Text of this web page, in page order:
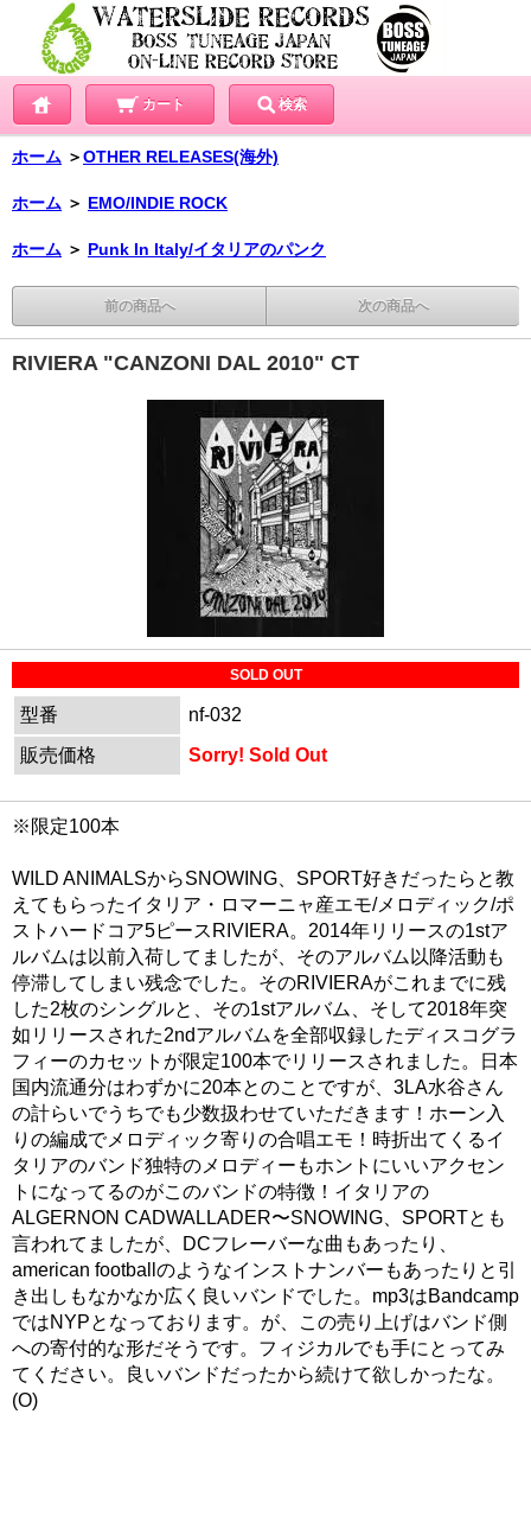
カート 検索
ホーム ＞OTHER RELEASES(海外)
ホーム ＞ EMO/INDIE ROCK
ホーム ＞ Punk In Italy/イタリアのパンク
前の商品へ 次の商品へ
RIVIERA "CANZONI DAL 2010" CT
SOLD OUT
型番
nf-032
販売価格
Sorry! Sold Out
※限定100本
WILD ANIMALSからSNOWING、SPORT好きだったらと教
えてもらったイタリア・ロマーニャ産エモ/メロディック/ポ
ストハードコア5ピースRIVIERA。2014年リリースの1stア
ルバムは以前入荷してましたが、そのアルバム以降活動も
停滞してしまい残念でした。そのRIVIERAがこれまでに残
した2枚のシングルと、その1stアルバム、そして2018年突
如リリースされた2ndアルバムを全部収録したディスコグラ
フィーのカセットが限定100本でリリースされました。日本
国内流通分はわずかに20本とのことですが、3LA水谷さん
の計らいでうちでも少数扱わせていただきます！ホーン入
りの編成でメロディック寄りの合唱エモ！時折出てくるイ
タリアのバンド独特のメロディーもホントにいいアクセン
トになってるのがこのバンドの特徴！イタリアの
ALGERNON CADWALLADER〜SNOWING、SPORTとも
言われてましたが、DCフレーバーな曲もあったり、
american footballのようなインストナンバーもあったりと引
き出しもなかなか広く良いバンドでした。mp3はBandcamp
ではNYPとなっております。が、この売り上げはバンド側
への寄付的な形だそうです。フィジカルでも手にとってみ
てください。良いバンドだったから続けて欲しかったな。
(O)